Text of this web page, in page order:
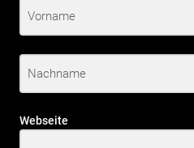
Webseite